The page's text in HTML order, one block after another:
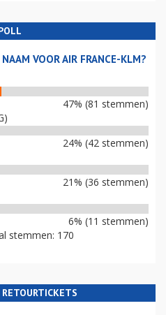
VOOR AIR FRANCE-KLM?
47% (81 stemmen)
24% (42 stemmen)
21% (36 stemmen)
6% (11 stemmen)
stemmen: 170